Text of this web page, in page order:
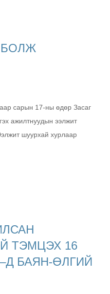
БОЛЖ
сарын 17-ны өдөр Засаг
ажилтнуудын ээлжит
шуурхай хурлаар
ТЭМЦЭХ 16
БАЯН-ӨЛГИЙ